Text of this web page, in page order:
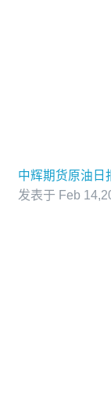
中辉期货原油日
发表于 Feb